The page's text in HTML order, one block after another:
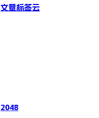
文章标签云
2048